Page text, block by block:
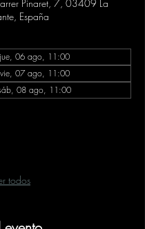
Pinaret, 7, 03409 La
España
jue, 06 ago, 11:00
vie, 07 ago, 11:00
08 ago, 11:00
todos